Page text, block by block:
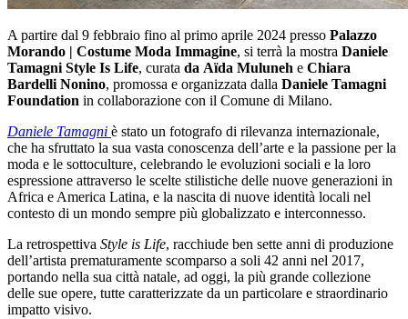
A partire dal 9 febbraio fino al primo aprile 2024 presso Palazzo
Morando | Costume Moda Immagine, si terrà la mostra Daniele
Tamagni Style Is Life, curata da Aïda Muluneh e Chiara
Bardelli Nonino, promossa e organizzata dalla Daniele Tamagni
Foundation in collaborazione con il Comune di Milano.
Daniele Tamagni è stato un fotografo di rilevanza internazionale,
che ha sfruttato la sua vasta conoscenza dell’arte e la passione per la
moda e le sottoculture, celebrando le evoluzioni sociali e la loro
espressione attraverso le scelte stilistiche delle nuove generazioni in
Africa e America Latina, e la nascita di nuove identità locali nel
contesto di un mondo sempre più globalizzato e interconnesso.
La retrospettiva Style is Life, racchiude ben sette anni di produzione
dell’artista prematuramente scomparso a soli 42 anni nel 2017,
portando nella sua città natale, ad oggi, la più grande collezione
delle sue opere, tutte caratterizzate da un particolare e straordinario
impatto visivo.